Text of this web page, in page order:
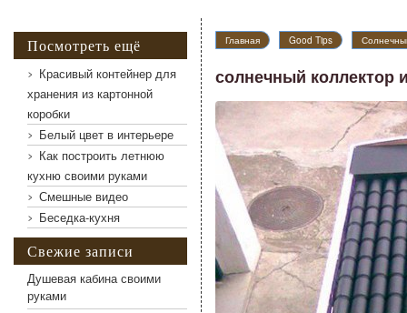
Главная Good Tips
солнечный коллектор
солнечный коллектор из банок
Посмотреть ещё
Красивый контейнер для
хранения из картонной
коробки
Белый цвет в интерьере
Как построить летнюю
кухню своими руками
Смешные видео
Беседка-кухня
Свежие записи
Душевая кабина своими
руками